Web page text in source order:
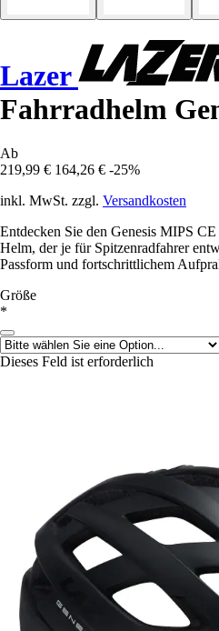
Lazer
Fahrradhelm
Ab
219,99 € 164,26 € -25%
inkl. MwSt. zzgl. Versandkosten
Entdecken Sie den Genesis MIPS
Helm, der je für Spitzenradfahrer
Passform und fortschrittlichem
Größe
*
Dieses Feld ist erforderlich